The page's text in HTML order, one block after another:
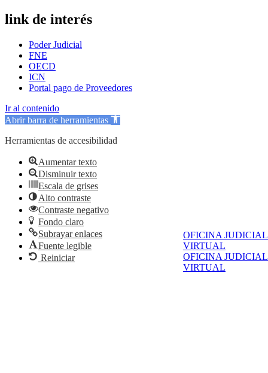
OFICINA JUDICIAL
VIRTUAL
OFICINA JUDICIAL
VIRTUAL
link de interés
Poder Judicial
FNE
OECD
ICN
Portal pago de Proveedores
Ir al contenido
Abrir barra de herramientas
Herramientas de accesibilidad
Aumentar texto
Disminuir texto
Escala de grises
Alto contraste
Contraste negativo
Fondo claro
Subrayar enlaces
Fuente legible
Reiniciar